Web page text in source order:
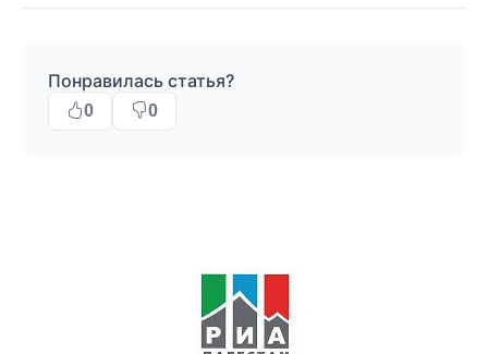
Понравилась статья?
0 0